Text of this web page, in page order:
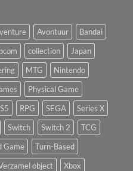
Avontuur
Bandai
collection
Japan
MTG
Nintendo
Physical Game
RPG SEGA
Series X
Switch Switch 2
TCG
Game
Turn-Based
object Xbox